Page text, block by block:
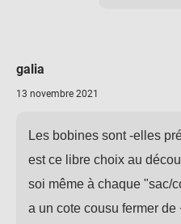
galia
13 novembre 2021
Les bobines sont -elles
est ce libre choix au
soi même à chaque "sac/
a un cote cousu fermer